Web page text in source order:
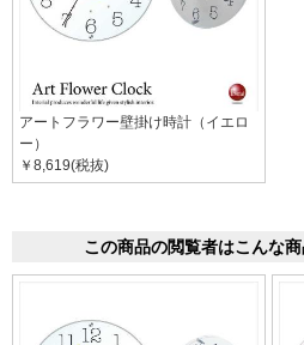
アートフラワー壁掛け時計（イエロ
ー）
￥8,619(税抜)
この商品の閲覧者はこんな